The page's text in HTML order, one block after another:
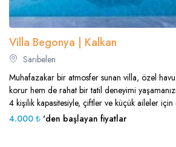
Villa Begonya | Kalkan
Sarıbelen
Muhafazakar bir atmosfer sunan villa, özel
korur hem de rahat bir tatil deneyimi
4 kişilik kapasitesiyle, çiftler ve küçük aileler
4.000 ₺ 'den başlayan fiyatlar